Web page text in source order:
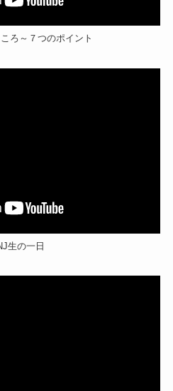
ろ～７つのポイント
生の一日